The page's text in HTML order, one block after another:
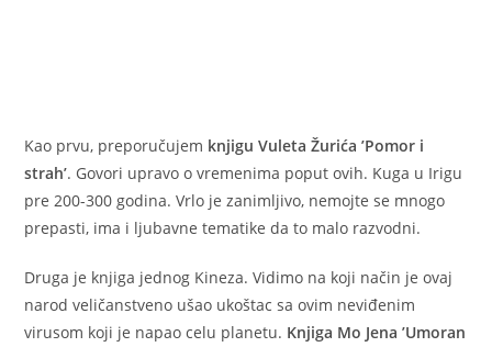
Kao prvu, preporučujem knjigu Vuleta Žurića ’Pomor i
strah’. Govori upravo o vremenima poput ovih. Kuga u Irigu
pre 200-300 godina. Vrlo je zanimljivo, nemojte se mnogo
prepasti, ima i ljubavne tematike da to malo razvodni.
Druga je knjiga jednog Kineza. Vidimo na koji način je ovaj
narod veličanstveno ušao ukoštac sa ovim neviđenim
virusom koji je napao celu planetu. Knjiga Mo Jena ’Umoran